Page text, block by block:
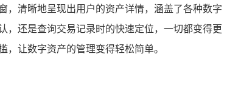
，清晰地呈现出用户的资产详情，涵盖了各种数字
，还是查询交易记录时的快速定位，一切都变得更
让数字资产的管理变得轻松简单。